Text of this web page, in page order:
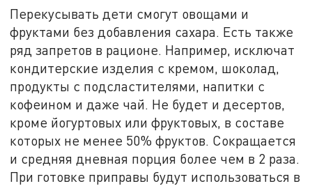
Перекусывать дети смогут овощами и
фруктами без добавления сахара. Есть также
ряд запретов в рационе. Например, исключат
кондитерские изделия с кремом, шоколад,
продукты с подсластителями, напитки с
кофеином и даже чай. Не будет и десертов,
кроме йогуртовых или фруктовых, в составе
которых не менее 50% фруктов. Сокращается
и средняя дневная порция более чем в 2 раза.
При готовке приправы будут использоваться в